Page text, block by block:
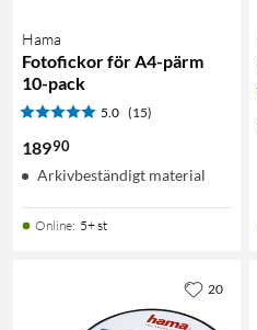
Hama
Fotofickor för A4-pärm
10-pack
5.0 (15)
18990
Arkivbeständigt material
Online: 5+ st
20